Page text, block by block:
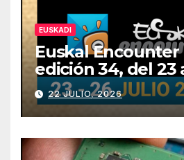
EUSKADI
Euskal Encounter
edición 34, del 23
julio
22 JULIO, 2026